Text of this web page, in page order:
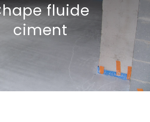
fluide
ciment